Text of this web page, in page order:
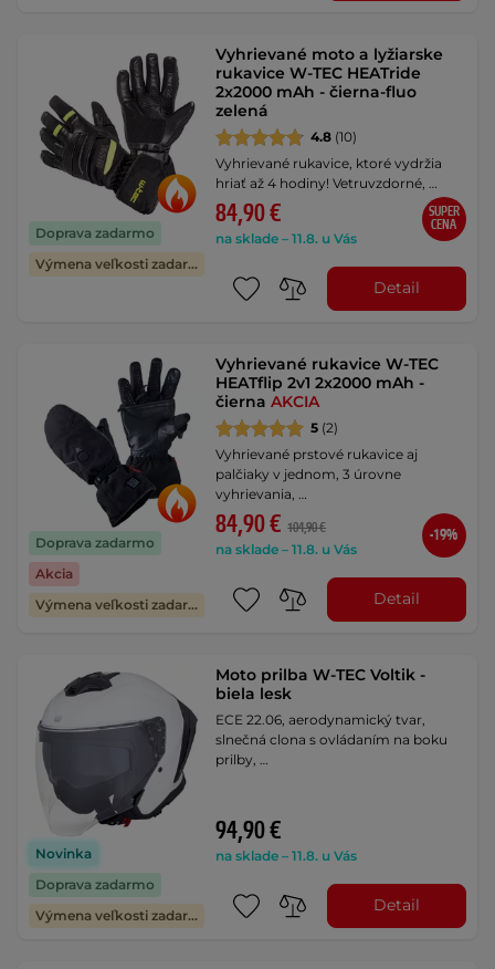
Doprava zadarmo
Výmena veľkosti zadarmo
Vyhrievané moto a lyžiarske
rukavice W-TEC HEATride
2x2000 mAh - čierna-fluo
zelená
4.8 (10)
Vyhrievané rukavice, ktoré vydržia
hriať až 4 hodiny! Vetruvzdorné, …
84,90 €
na sklade – 11.8. u Vás
SUPER
CENA
Detail
Doprava zadarmo
Akcia
Výmena veľkosti zadarmo
Vyhrievané rukavice W-TEC
HEATflip 2v1 2x2000 mAh -
čiernaAKCIA
5 (2)
Vyhrievané prstové rukavice aj
palčiaky v jednom, 3 úrovne
vyhrievania, …
84,90 € 104,90 €
na sklade – 11.8. u Vás
-19%
Detail
Novinka
Doprava zadarmo
Výmena veľkosti zadarmo
Moto prilba W-TEC Voltik -
biela lesk
ECE 22.06, aerodynamický tvar,
slnečná clona s ovládaním na boku
prilby, …
94,90 €
na sklade – 11.8. u Vás
Detail